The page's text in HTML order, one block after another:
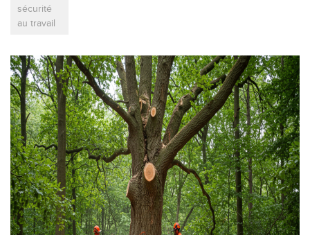
sécurité
au travail